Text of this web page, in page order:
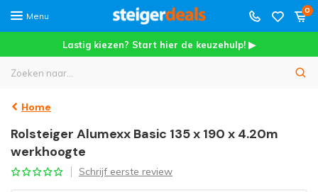
Menu
0
Lastig kiezen? Start hier de keuzehulp! ▶
Home
Rolsteiger Alumexx Basic 135 x 190 x 4.20m
werkhoogte
Schrijf eerste review